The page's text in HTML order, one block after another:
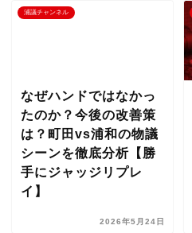
浦議チャンネル
なぜハンドではなかっ
たのか？今後の改善策
は？町田vs浦和の物議
シーンを徹底分析【勝
手にジャッジリプレ
イ】
2026年5月24日